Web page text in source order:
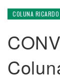
COLUNA